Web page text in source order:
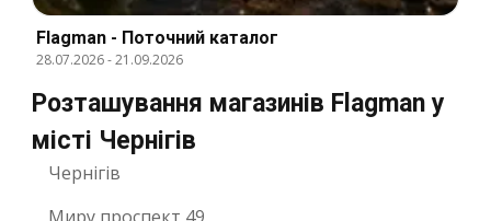
Flagman - Поточний каталог
28.07.2026-21.09.2026
Розташування магазинів Flagman у
місті Чернігів
Чернігів